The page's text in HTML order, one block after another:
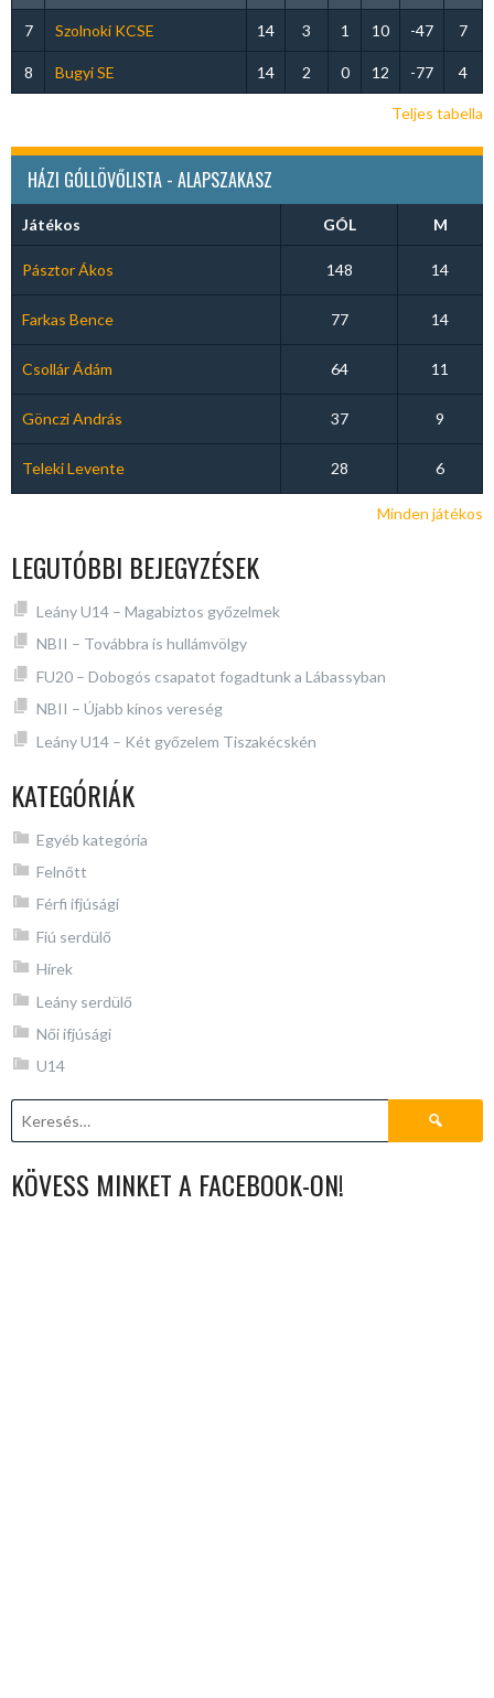
7 Szolnoki KCSE 14 3 1 10 -47 7
8 Bugyi SE 14 2 0 12 -77 4
Teljes tabella
HÁZI GÓLLÖVŐLISTA - ALAPSZAKASZ
Játékos GÓL M
Pásztor Ákos 148 14
Farkas Bence 77 14
Csollár Ádám 64 11
Gönczi András 37 9
Teleki Levente 28 6
Minden játékos
LEGUTÓBBI BEJEGYZÉSEK
Leány U14 – Magabiztos győzelmek
NBII – Továbbra is hullámvölgy
FU20 – Dobogós csapatot fogadtunk a Lábassyban
NBII – Újabb kínos vereség
Leány U14 – Két győzelem Tiszakécskén
KATEGÓRIÁK
Egyéb kategória
Felnőtt
Férfi ifjúsági
Fiú serdülő
Hírek
Leány serdülő
Női ifjúsági
U14
Keresés:
KÖVESS MINKET A FACEBOOK-ON!